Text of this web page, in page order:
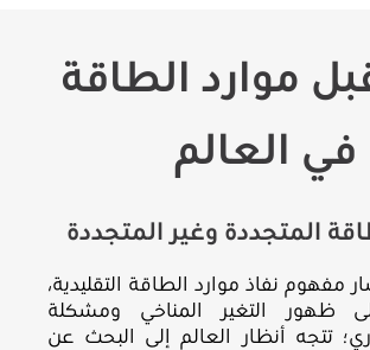
موارد الطاقة
في العالم
المتجددة وغير المتجددة
مفهوم نفاذ موارد الطاقة التقليدية،
ظهور التغير المناخي ومشكلة
تتجه أنظار العالم إلى البحث عن